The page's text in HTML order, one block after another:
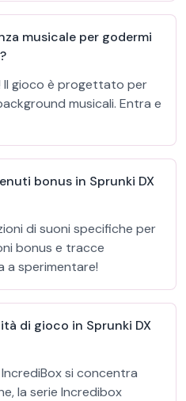
musicale per godermi
Il gioco è progettato per
musicali. Entra e
bonus in Sprunki DX
di suoni specifiche per
bonus e tracce
a sperimentare!
di gioco in Sprunki DX
si concentra
la serie Incredibox